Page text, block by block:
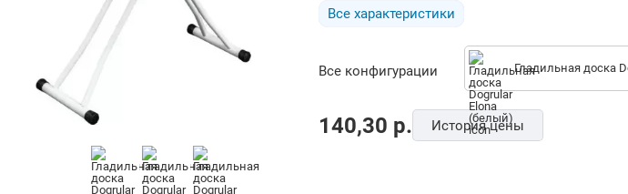
Все характеристики
Все конфигурации Гладильная доска
140,30 p. История цены